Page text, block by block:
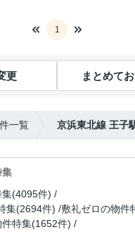
1
更 まとめて
一覧 京浜東北線 王子
集
(4095件)
集(2694件) 敷礼ゼロの物件
特集(1652件)